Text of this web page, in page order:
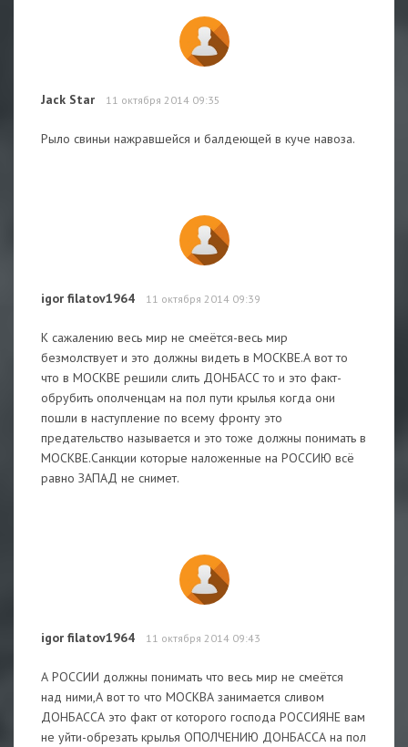
Jack Star 11 октября 2014 09:35
Рыло свиньи нажравшейся и балдеющей в куче навоза.
igor filatov1964 11 октября 2014 09:39
К сажалению весь мир не смеётся-весь мир
безмолствует и это должны видеть в МОСКВЕ.А вот то
что в МОСКВЕ решили слить ДОНБАСС то и это факт-
обрубить ополченцам на пол пути крылья когда они
пошли в наступление по всему фронту это
предательство называется и это тоже должны понимать в
МОСКВЕ.Санкции которые наложенные на РОССИЮ всё
равно ЗАПАД не снимет.
igor filatov1964 11 октября 2014 09:43
А РОССИИ должны понимать что весь мир не смеётся
над ними,А вот то что МОСКВА занимается сливом
ДОНБАССА это факт от которого господа РОССИЯНЕ вам
не уйти-обрезать крылья ОПОЛЧЕНИЮ ДОНБАССА на пол